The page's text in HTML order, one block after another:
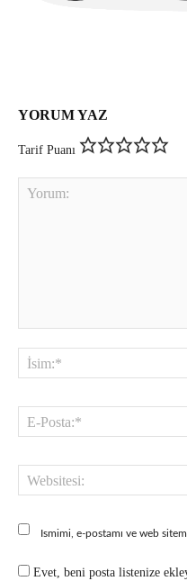
YORUM YAZ
Tarif Puanı
Ismimi, e-postamı ve web
Evet, beni posta listenize